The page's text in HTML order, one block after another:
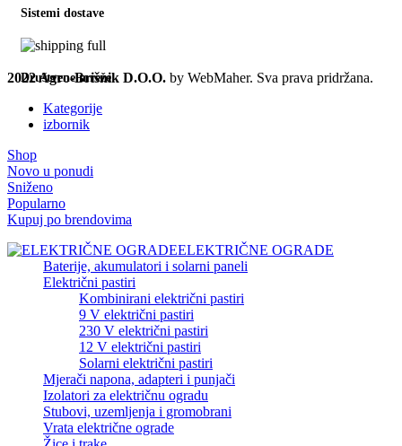
Sistemi dostave
Društvene mreže
2022 Agro-Brišnik D.O.O. by WebMaher. Sva prava pridržana.
Kategorije
izbornik
Shop
Novo u ponudi
Sniženo
Popularno
Kupuj po brendovima
ELEKTRIČNE OGRADE
Baterije, akumulatori i solarni paneli
Električni pastiri
Kombinirani električni pastiri
9 V električni pastiri
230 V električni pastiri
12 V električni pastiri
Solarni električni pastiri
Mjerači napona, adapteri i punjači
Izolatori za električnu ogradu
Stubovi, uzemljenja i gromobrani
Vrata električne ograde